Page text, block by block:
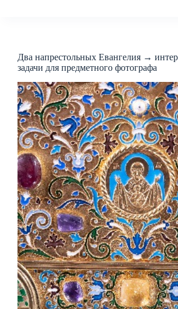
Два напрестольных Евангелия →
задачи для предметного фотографа